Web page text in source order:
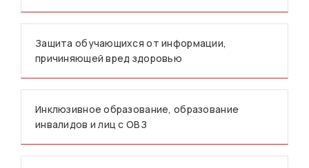
Защита обучающихся от информации,
причиняющей вред здоровью
Инклюзивное образование, образование
инвалидов и лиц с ОВЗ